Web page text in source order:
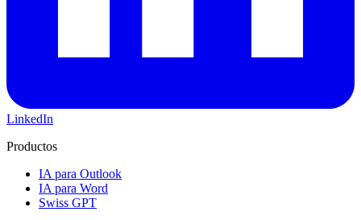
LinkedIn
Productos
IA para Outlook
IA para Word
Swiss GPT